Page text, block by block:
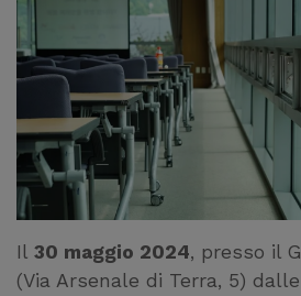
Il 30 maggio 2024, presso il
(Via Arsenale di Terra, 5)